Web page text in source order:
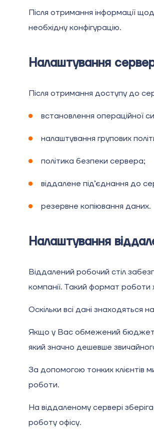
Після отримання інформації
необхідну конфігурацію.
Налаштування
Після отримання доступу до
встановлення операційної
налаштування групових
політика безпеки сервера;
віддалене під’єднання до
резервне копіювання даних.
Налаштування
Віддалений робочий стіл
компанії. Такий формат роботи
Оскільки всі дані знаходяться
Якщо у Вас обмежений бюджет,
який значно дешевше
За допомогою тонких клієнтів
роботи.
На віддаленому сервері
роботу офісу.